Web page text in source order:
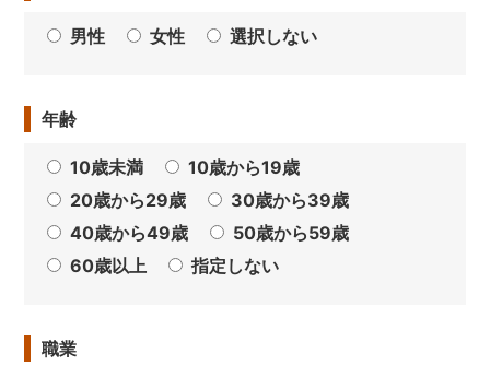
男性 女性 選択しない
年齢
10歳未満
10歳から19歳
20歳から29歳
30歳から39歳
40歳から49歳
50歳から59歳
60歳以上
指定しない
職業